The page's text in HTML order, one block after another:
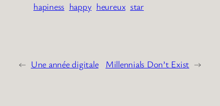
hapiness happy heureux star
← Une année digitale Millennials Don’t Exist →